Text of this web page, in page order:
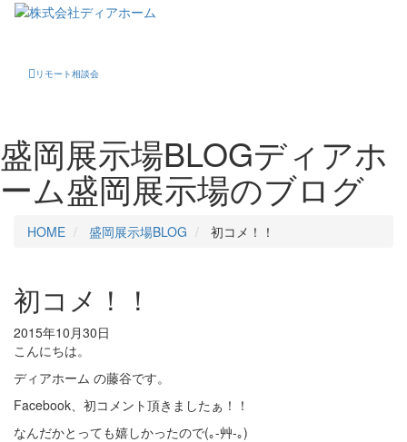
リモート相談会
盛岡展示場BLOGディアホ
ーム盛岡展示場のブログ
HOME 盛岡展示場BLOG 初コメ！！
初コメ！！
2015年10月30日
こんにちは。
ディアホーム の藤谷です。
Facebook、初コメント頂きましたぁ！！
なんだかとっても嬉しかったので(｡-艸-｡)